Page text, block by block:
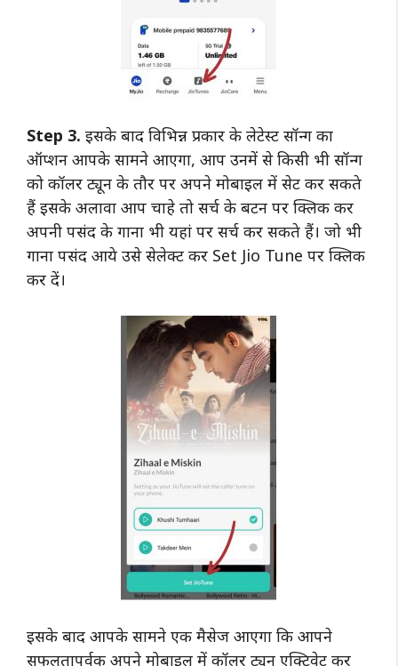
Step 3. इसके बाद विभिन्न प्रकार के लेटेस्ट सॉन्ग का
ऑप्शन आपके सामने आएगा, आप उनमें से किसी भी सॉन्ग
को कॉलर ट्यून के तौर पर अपने मोबाइल में सेट कर सकते
हैं इसके अलावा आप चाहे तो सर्च के बटन पर क्लिक कर
अपनी पसंद के गाना भी यहां पर सर्च कर सकते हैं। जो भी
गाना पसंद आये उसे सेलेक्ट कर Set Jio Tune पर क्लिक
कर दें।
इसके बाद आपके सामने एक मैसेज आएगा कि आपने
सफलतापूर्वक अपने मोबाइल में कॉलर ट्यून एक्टिवेट कर